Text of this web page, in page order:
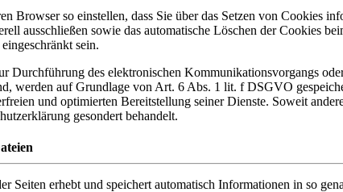
Browser so einstellen, dass Sie über das Setzen von Cookies
ausschließen sowie das automatische Löschen der Cookies
sein.
Durchführung des elektronischen Kommunikationsvorgangs
werden auf Grundlage von Art. 6 Abs. 1 lit. f DSGVO
und optimierten Bereitstellung seiner Dienste. Soweit
gesondert behandelt.
Seiten erhebt und speichert automatisch Informationen in so